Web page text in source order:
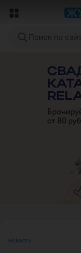
Новости